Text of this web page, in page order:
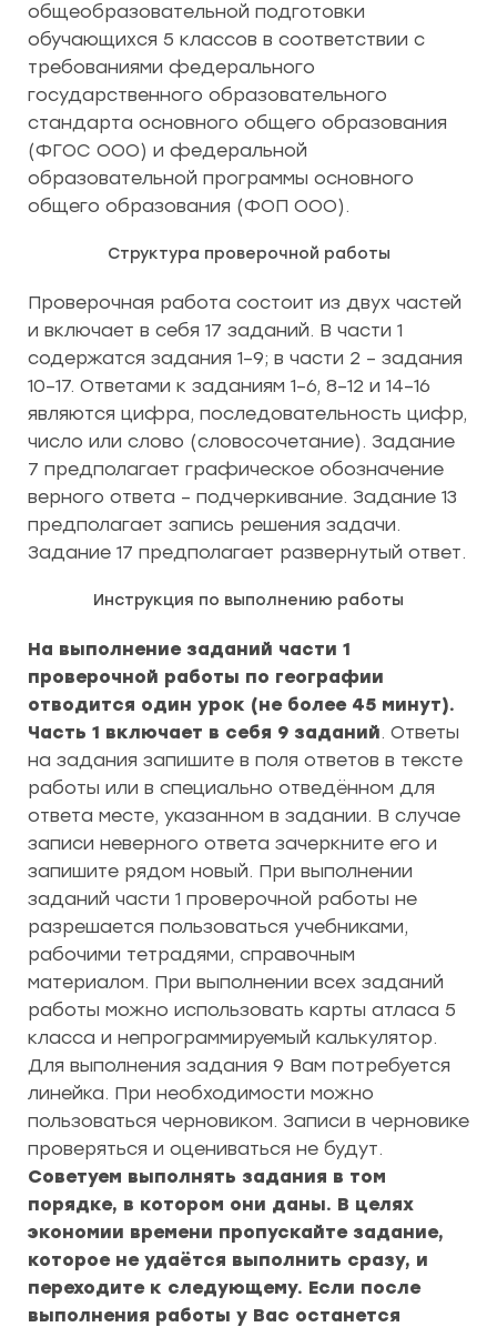
общеобразовательной подготовки
обучающихся 5 классов в соответствии с
требованиями федерального
государственного образовательного
стандарта основного общего образования
(ФГОС ООО) и федеральной
образовательной программы основного
общего образования (ФОП ООО).
Структура проверочной работы
Проверочная работа состоит из двух частей
и включает в себя 17 заданий. В части 1
содержатся задания 1–9; в части 2 – задания
10–17. Ответами к заданиям 1–6, 8–12 и 14–16
являются цифра, последовательность цифр,
число или слово (словосочетание). Задание
7 предполагает графическое обозначение
верного ответа – подчеркивание. Задание 13
предполагает запись решения задачи.
Задание 17 предполагает развернутый ответ.
Инструкция по выполнению работы
На выполнение заданий части 1
проверочной работы по географии
отводится один урок (не более 45 минут).
Часть 1 включает в себя 9 заданий. Ответы
на задания запишите в поля ответов в тексте
работы или в специально отведённом для
ответа месте, указанном в задании. В случае
записи неверного ответа зачеркните его и
запишите рядом новый. При выполнении
заданий части 1 проверочной работы не
разрешается пользоваться учебниками,
рабочими тетрадями, справочным
материалом. При выполнении всех заданий
работы можно использовать карты атласа 5
класса и непрограммируемый калькулятор.
Для выполнения задания 9 Вам потребуется
линейка. При необходимости можно
пользоваться черновиком. Записи в черновике
проверяться и оцениваться не будут.
Советуем выполнять задания в том
порядке, в котором они даны. В целях
экономии времени пропускайте задание,
которое не удаётся выполнить сразу, и
переходите к следующему. Если после
выполнения работы у Вас останется